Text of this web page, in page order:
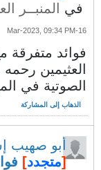
في
المنبــر
16-Mar-2023, 09:34 PM
فوائد
العثيمين رحمه
الصوتية في
الذهاب إلى المشاركة
أبو صهيب
[متجدد]